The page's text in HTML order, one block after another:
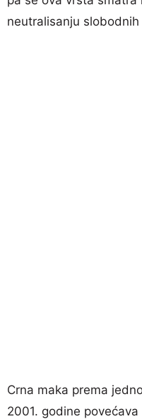
neutralisanju
Crna maka prema
2001. godine